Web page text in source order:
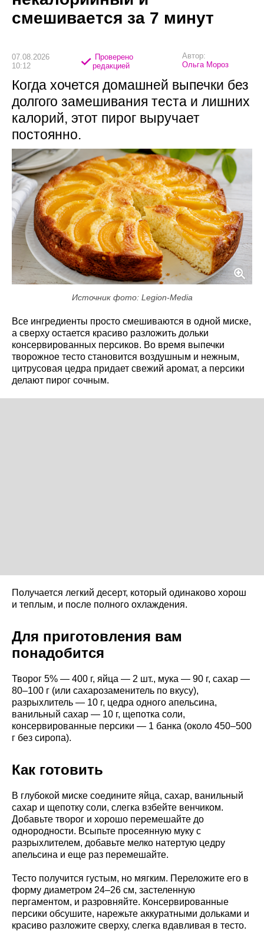
смешивается за 7 минут
07.08.2026
10:12
Проверено
редакцией
Автор:
Ольга Мороз
Когда хочется домашней выпечки без
долгого замешивания теста и лишних
калорий, этот пирог выручает
постоянно.
Источник фото: Legion-Media
Все ингредиенты просто смешиваются в одной миске,
а сверху остается красиво разложить дольки
консервированных персиков. Во время выпечки
творожное тесто становится воздушным и нежным,
цитрусовая цедра придает свежий аромат, а персики
делают пирог сочным.
Получается легкий десерт, который одинаково хорош
и теплым, и после полного охлаждения.
Для приготовления вам
понадобится
Творог 5% — 400 г, яйца — 2 шт., мука — 90 г, сахар —
80–100 г (или сахарозаменитель по вкусу),
разрыхлитель — 10 г, цедра одного апельсина,
ванильный сахар — 10 г, щепотка соли,
консервированные персики — 1 банка (около 450–500
г без сиропа).
Как готовить
В глубокой миске соедините яйца, сахар, ванильный
сахар и щепотку соли, слегка взбейте венчиком.
Добавьте творог и хорошо перемешайте до
однородности. Всыпьте просеянную муку с
разрыхлителем, добавьте мелко натертую цедру
апельсина и еще раз перемешайте.
Тесто получится густым, но мягким. Переложите его в
форму диаметром 24–26 см, застеленную
пергаментом, и разровняйте. Консервированные
персики обсушите, нарежьте аккуратными дольками и
красиво разложите сверху, слегка вдавливая в тесто.